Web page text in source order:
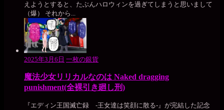
えようとすると、たぶんハロウィンを過ぎてしまうと思いまして
（爆） それから...
2025年3月6日 一枚の銀貨
魔法少女リリカルなのは Naked dragging
punishment(全裸引き廻し刑)
『エディン王国滅亡録 -王女達は笑顔に散る-』が完結した記念